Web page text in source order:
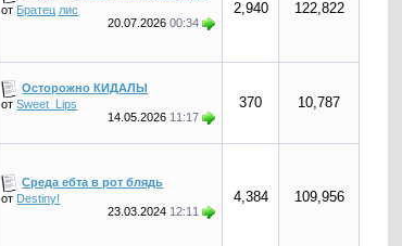
от Братец лис
20.07.202600:34
2,940 122,822
Осторожно КИДАЛЫ
отSweet_Lips
14.05.2026 11:17
370 10,787
Среда ебта в рот блядь
от Destiny!
23.03.2024 12:11
4,384 109,956